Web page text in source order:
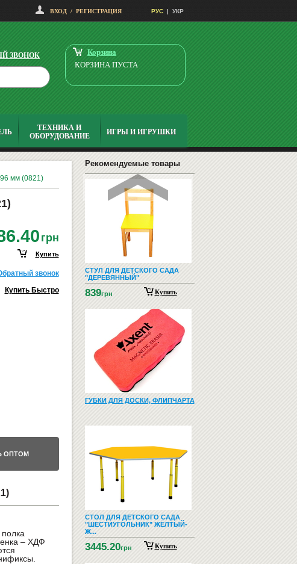
ВХОД / РЕГИСТРАЦИЯ РУС | УКР
ЗВОНОК
Корзина
КОРЗИНА ПУСТА
ТЕХНИКА И
ОБОРУДОВАНИЕ
ИГРЫ И ИГРУШКИ
мм (0821)
грн
Купить
звонок
Купить Быстро
ОПТОМ
– ХДФ
Рекомендуемые товары
МИСКА НА РЕЗИНКЕ 1,8Л
ТРИКСИ 24854
ПРОБКОВЫЕ ДОСКИ ДЛЯ
ОБЪЯВЛЕНИЙ
СТУЛ ДЛЯ ДЕТСКОГО САДА
"ДЕРЕВЯННЫЙ"
839грн Купить
ГУБКИ ДЛЯ ДОСКИ, ФЛИПЧАРТА
СТОЛ ДЛЯ ДЕТСКОГО САДА
"ШЕСТИУГОЛЬНИК" ЖЁЛТЫЙ-
Ж...
3445.20грн Купить